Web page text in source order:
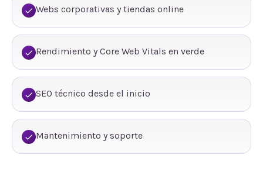
Webs corporativas y tiendas online
Rendimiento y Core Web Vitals en verde
SEO técnico desde el inicio
Mantenimiento y soporte